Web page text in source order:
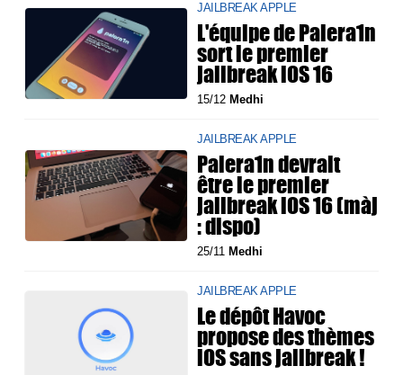
JAILBREAK APPLE
L'équipe de Palera1n
sort le premier
jailbreak iOS 16
15/12 Medhi
JAILBREAK APPLE
Palera1n devrait
être le premier
jailbreak iOS 16 (màj
: dispo)
25/11 Medhi
JAILBREAK APPLE
Le dépôt Havoc
propose des thèmes
iOS sans jailbreak !